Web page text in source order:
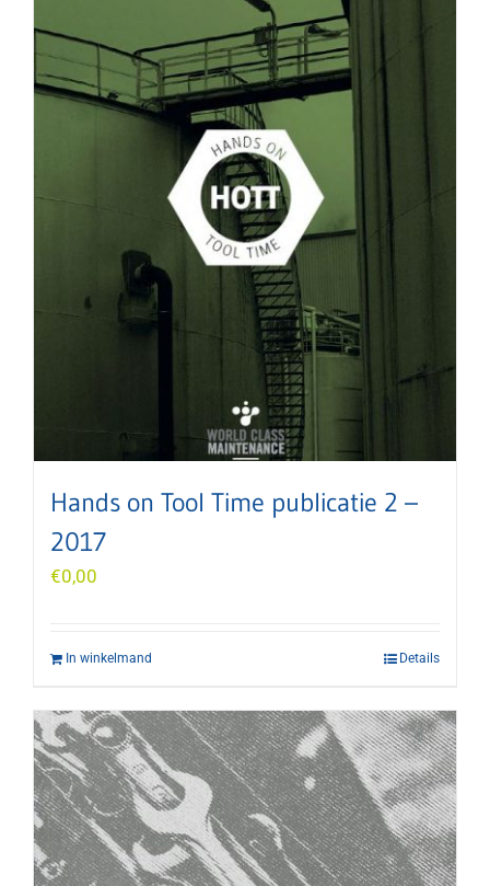
Hands on Tool Time publicatie 2 –
2017
€0,00
In winkelmand Details